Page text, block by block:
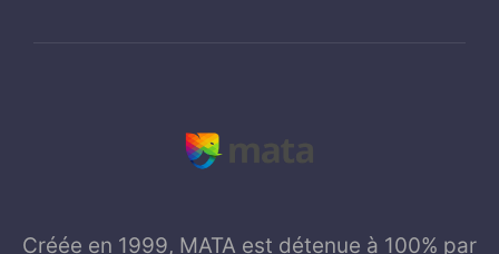
Créée en 1999, MATA est détenue à 100% par